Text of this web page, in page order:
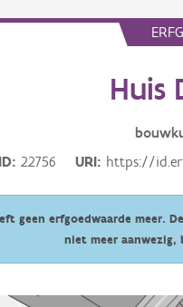
Huis
22756 URI https://
geen erfgoedwaarde meer.
niet meer aanwezig,